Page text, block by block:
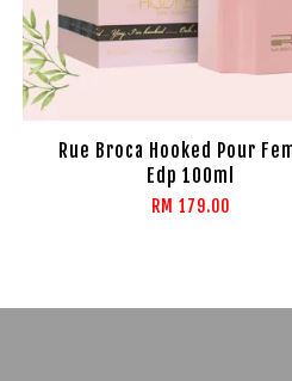
Rue Broca Hooked Pour
Edp 100ml
RM 179.00